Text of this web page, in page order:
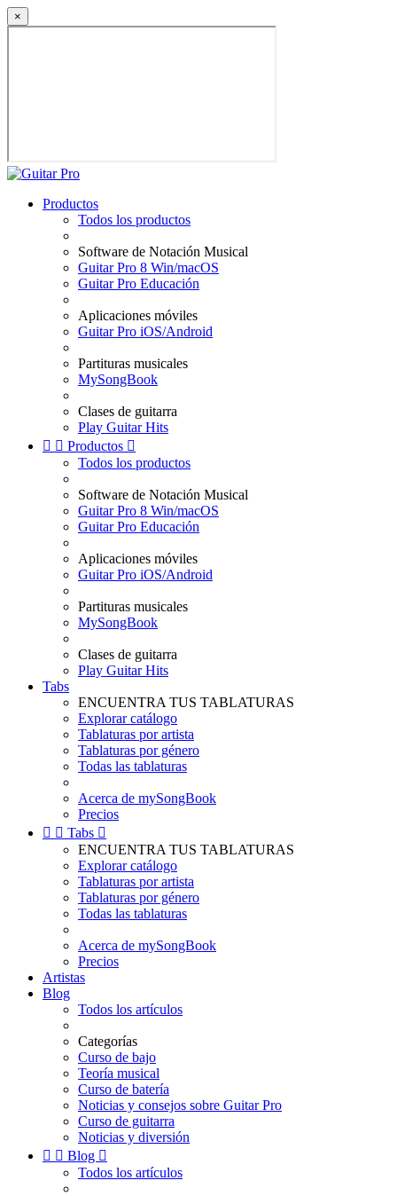
×
Productos
Todos los productos
Software de Notación Musical
Guitar Pro 8 Win/macOS
Guitar Pro Educación
Aplicaciones móviles
Guitar Pro iOS/Android
Partituras musicales
MySongBook
Clases de guitarra
Play Guitar Hits
  Productos 
Todos los productos
Software de Notación Musical
Guitar Pro 8 Win/macOS
Guitar Pro Educación
Aplicaciones móviles
Guitar Pro iOS/Android
Partituras musicales
MySongBook
Clases de guitarra
Play Guitar Hits
Tabs
ENCUENTRA TUS TABLATURAS
Explorar catálogo
Tablaturas por artista
Tablaturas por género
Todas las tablaturas
Acerca de mySongBook
Precios
  Tabs 
ENCUENTRA TUS TABLATURAS
Explorar catálogo
Tablaturas por artista
Tablaturas por género
Todas las tablaturas
Acerca de mySongBook
Precios
Artistas
Blog
Todos los artículos
Categorías
Curso de bajo
Teoría musical
Curso de batería
Noticias y consejos sobre Guitar Pro
Curso de guitarra
Noticias y diversión
  Blog 
Todos los artículos